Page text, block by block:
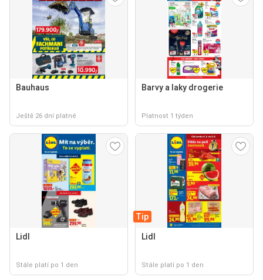
Bauhaus
Ještě 26 dní platné
Barvy a laky drogerie
Platnost 1 týden
Lidl
Stále platí po 1 den
Tip
Lidl
Stále platí po 1 den